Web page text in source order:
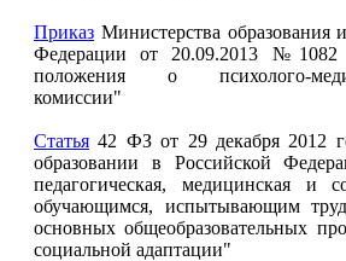
Приказ Министерства образования
Федерации от 20.09.2013 №1082
положения о психолого-
комиссии"
Статья 42 ФЗ от 29 декабря 2012
образовании в Российской
педагогическая, медицинская и
обучающимся, испытывающим
основных общеобразовательных
социальной адаптации"